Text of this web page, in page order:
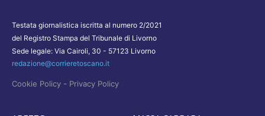
Testata giornalistica iscritta al numero 2/2021
del Registro Stampa del Tribunale di Livorno
Sede legale: Via Cairoli, 30 - 57123 Livorno
redazione@corrieretoscano.it
Cookie Policy - Privacy Policy